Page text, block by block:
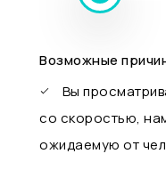
Возможные
Вы
со скоростью,
ожидаемую от